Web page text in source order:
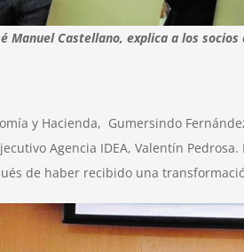
Manuel Castellano, explica a los
y Hacienda, Gumersindo
Agencia IDEA, Valentín
de haber recibido una